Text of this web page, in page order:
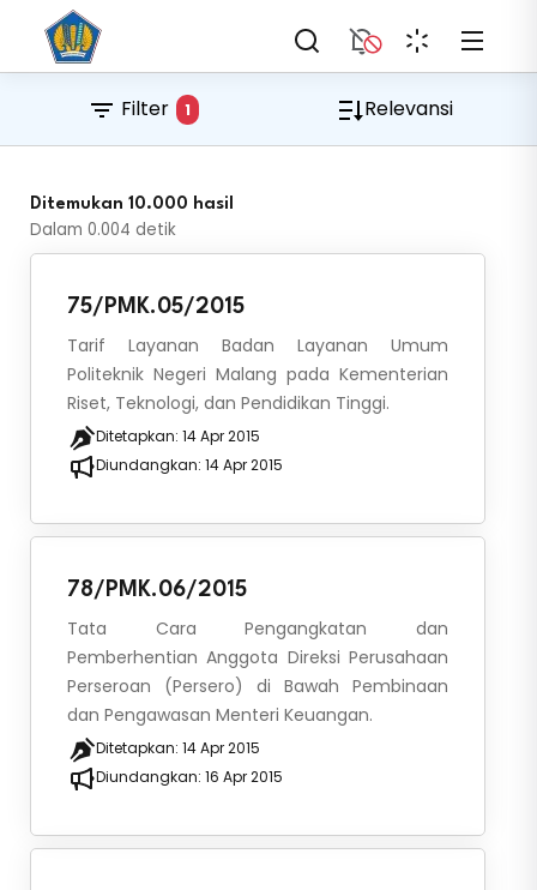
Filter 1 Relevansi
Ditemukan 10.000 hasil
Dalam 0.004 detik
75/PMK.05/2015
Tarif Layanan Badan Layanan Umum
Politeknik Negeri Malang pada Kementerian
Riset, Teknologi, dan Pendidikan Tinggi.
Ditetapkan: 14 Apr 2015
Diundangkan: 14 Apr 2015
78/PMK.06/2015
Tata Cara Pengangkatan dan
Pemberhentian Anggota Direksi Perusahaan
Perseroan (Persero) di Bawah Pembinaan
dan Pengawasan Menteri Keuangan.
Ditetapkan: 14 Apr 2015
Diundangkan: 16 Apr 2015